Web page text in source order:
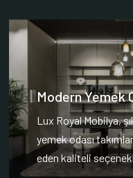
Modern Yemek
Lux Royal Mobilya,
yemek odası
eden kaliteli